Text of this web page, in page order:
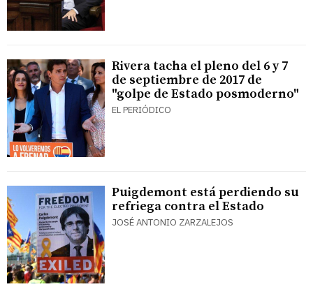
Rivera tacha el pleno del 6 y 7
de septiembre de 2017 de
"golpe de Estado posmoderno"
EL PERIÓDICO
Puigdemont está perdiendo su
refriega contra el Estado
JOSÉ ANTONIO ZARZALEJOS